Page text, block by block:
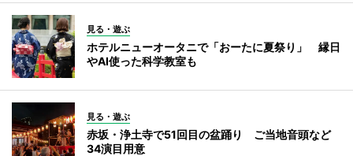
見る・遊ぶ
ホテルニューオータニで「おーたに夏祭り」 縁日
やAI使った科学教室も
見る・遊ぶ
赤坂・浄土寺で51回目の盆踊り ご当地音頭など
34演目用意